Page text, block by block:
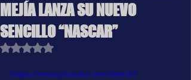
MEJÍA LANZA SU NUEVO
SENCILLO “NASCAR”
Obtuvo NaN de 5 estrellas.
https://www.youtube.com/watch?